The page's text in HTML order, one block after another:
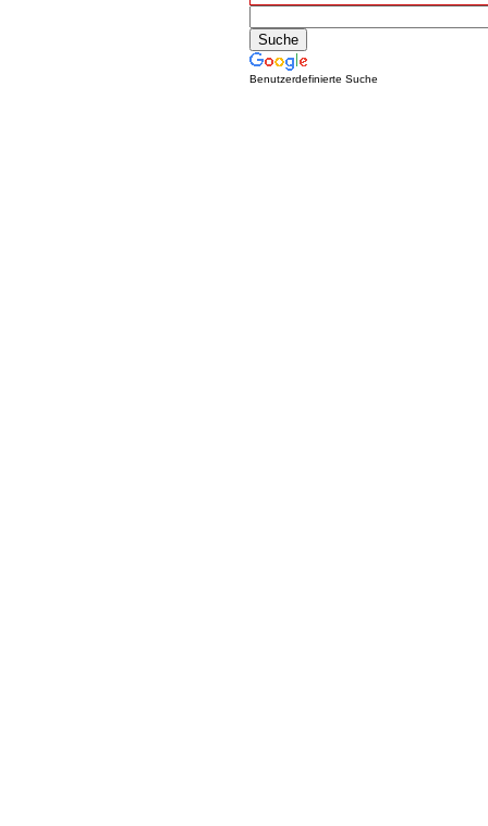
Benutzerdefinierte Suche